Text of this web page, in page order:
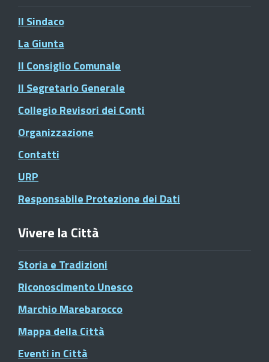
Il Sindaco
La Giunta
Il Consiglio Comunale
Il Segretario Generale
Collegio Revisori dei Conti
Organizzazione
Contatti
URP
Responsabile Protezione dei Dati
Vivere la Città
Storia e Tradizioni
Riconoscimento Unesco
Marchio Marebarocco
Mappa della Città
Eventi in Città